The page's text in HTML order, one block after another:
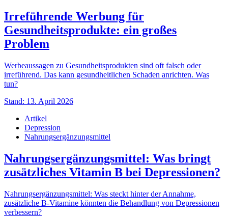
Irreführende Werbung für
Gesundheitsprodukte: ein großes
Problem
Werbeaussagen zu Gesundheitsprodukten sind oft falsch oder
irreführend. Das kann gesundheitlichen Schaden anrichten. Was
tun?
Stand: 13. April 2026
Artikel
Depression
Nahrungsergänzungsmittel
Nahrungsergänzungsmittel: Was bringt
zusätzliches Vitamin B bei Depressionen?
Nahrungsergänzungsmittel: Was steckt hinter der Annahme,
zusätzliche B-Vitamine könnten die Behandlung von Depressionen
verbessern?